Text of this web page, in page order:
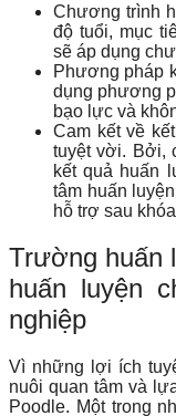
Chương trình
độ tuổi, mục
sẽ áp dụng
Phương pháp
dụng phương
bạo lực và
Cam kết về
tuyệt vời. Bởi,
kết quả huấn
tâm huấn
hỗ trợ sau
Trường huấn
huấn luyện
nghiệp
Vì những lợi ích
nuôi quan tâm và
Poodle. Một trong